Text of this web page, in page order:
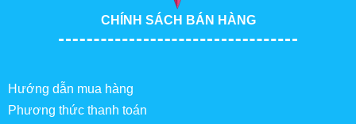
CHÍNH SÁCH BÁN HÀNG
Hướng dẫn mua hàng
Phương thức thanh toán